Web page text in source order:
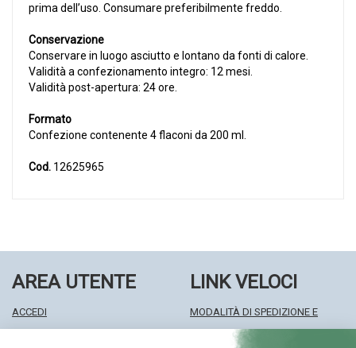
prima dell’uso. Consumare preferibilmente freddo.
Conservazione
Conservare in luogo asciutto e lontano da fonti di calore.
Validità a confezionamento integro: 12 mesi.
Validità post-apertura: 24 ore.
Formato
Confezione contenente 4 flaconi da 200 ml.
Cod. 12625965
AREA UTENTE
ACCEDI
LINK VELOCI
MODALITÀ DI SPEDIZIONE E